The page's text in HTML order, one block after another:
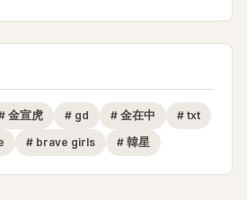
金宣虎 # gd # 金在中 # txt
# brave girls # 韓星